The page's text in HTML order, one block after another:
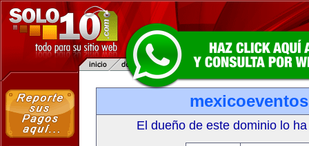
El dueño de este dominio lo